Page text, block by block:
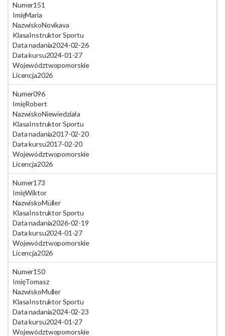
Numer151
ImięMaria
NazwiskoNovikava
KlasaInstruktor Sportu
Data nadania2024-02-26
Data kursu2024-01-27
Województwopomorskie
Licencja2026
Numer096
ImięRobert
NazwiskoNiewiedziała
KlasaInstruktor Sportu
Data nadania2017-02-20
Data kursu2017-02-20
Województwopomorskie
Licencja2026
Numer173
ImięWiktor
NazwiskoMüller
KlasaInstruktor Sportu
Data nadania2026-02-19
Data kursu2024-01-27
Województwopomorskie
Licencja2026
Numer150
ImięTomasz
NazwiskoMuller
KlasaInstruktor Sportu
Data nadania2024-02-23
Data kursu2024-01-27
Województwopomorskie